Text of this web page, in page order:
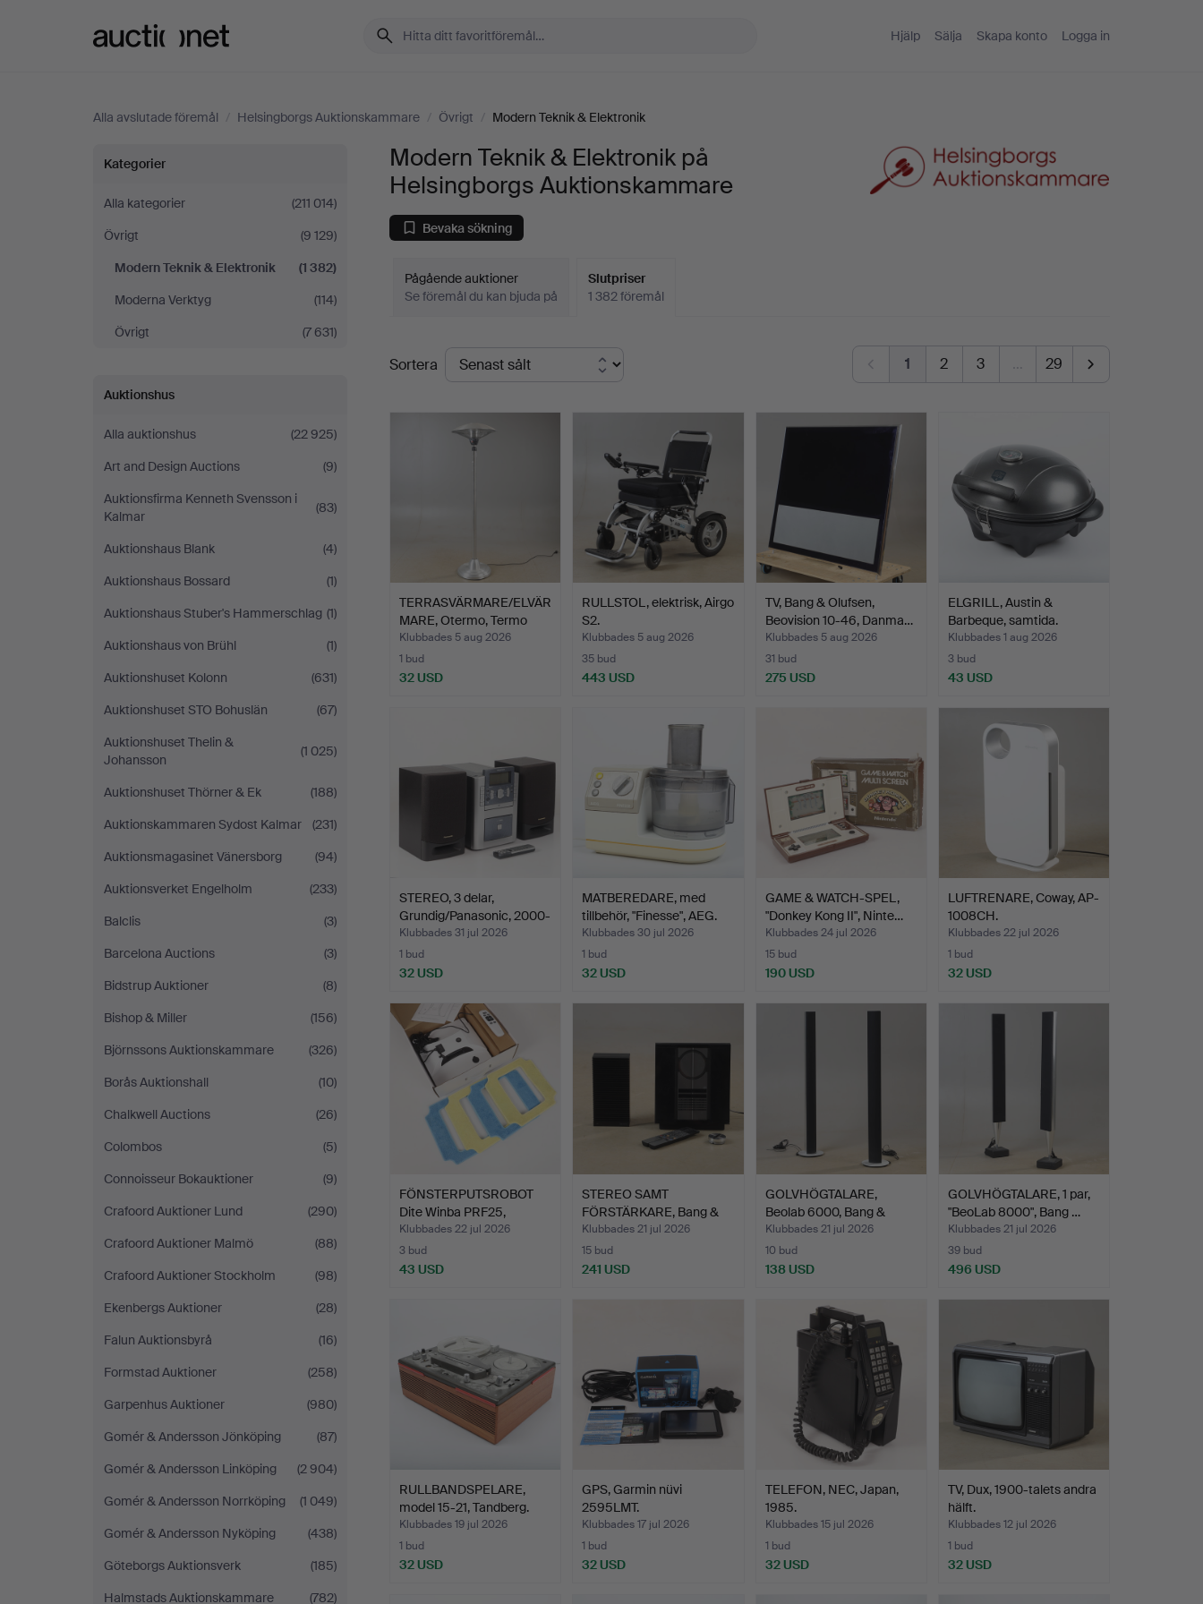
Hjälp Sälja Skapa konto Logga in
Alla avslutade föremål / Helsingborgs Auktionskammare / Övrigt / Modern Teknik & Elektronik
Modern
Teknik
&
Elektronik
på
Helsingborgs
Auktionskammare
Kategorier
Alla kategorier
(211 014)
Övrigt
(9 129)
Modern Teknik & Elektronik
(1 382)
Moderna Verktyg
(114)
Övrigt
(7 631)
Auktionshus
Alla auktionshus
(22 925)
Art and Design Auctions
(9)
Auktionsfirma Kenneth Svensson i
Kalmar
(83)
Auktionshaus Blank
(4)
Auktionshaus Bossard
(1)
Auktionshaus Stuber's Hammerschlag (1)
Auktionshaus von Brühl
(1)
Auktionshuset Kolonn
(631)
Auktionshuset STO Bohuslän
(67)
Auktionshuset Thelin &
Johansson
(1 025)
Auktionshuset Thörner & Ek
(188)
Auktionskammaren Sydost Kalmar
(231)
Auktionsmagasinet Vänersborg
(94)
Auktionsverket Engelholm
(233)
Balclis
(3)
Barcelona Auctions
(3)
Bidstrup Auktioner
(8)
Bishop & Miller
(156)
Björnssons Auktionskammare
(326)
Borås Auktionshall
(10)
Chalkwell Auctions
(26)
Colombos
(5)
Connoisseur Bokauktioner
(9)
Crafoord Auktioner Lund
(290)
Crafoord Auktioner Malmö
(88)
Crafoord Auktioner Stockholm
(98)
Ekenbergs Auktioner
(28)
Falun Auktionsbyrå
(16)
Formstad Auktioner
(258)
Garpenhus Auktioner
(980)
Gomér & Andersson Jönköping
(87)
Gomér & Andersson Linköping
(2 904)
Gomér & Andersson Norrköping
(1 049)
Gomér & Andersson Nyköping
(438)
Göteborgs Auktionsverk
(185)
Halmstads Auktionskammare
(782)
Modern Teknik & Elektronik på
Helsingborgs Auktionskammare
Bevaka sökning
Pågående auktioner
Se föremål du kan bjuda på
Slutpriser
1 382 föremål
Slutpriser
Sortera 1 2 3 … 29
TERRASVÄRMARE/ELVÄR
MARE, Otermo, Termo
Ven…
Klubbades 5 aug 2026
1 bud
32 USD
RULLSTOL, elektrisk, Airgo
S2.
Klubbades 5 aug 2026
35 bud
443 USD
TV, Bang & Olufsen,
Beovision 10-46, Danma…
Klubbades 5 aug 2026
31 bud
275 USD
ELGRILL, Austin &
Barbeque, samtida.
Klubbades 1 aug 2026
3 bud
43 USD
STEREO, 3 delar,
Grundig/Panasonic, 2000-
t…
Klubbades 31 jul 2026
1 bud
32 USD
MATBEREDARE, med
tillbehör, "Finesse", AEG.
Klubbades 30 jul 2026
1 bud
32 USD
GAME & WATCH-SPEL,
"Donkey Kong II", Ninte…
Klubbades 24 jul 2026
15 bud
190 USD
LUFTRENARE, Coway, AP-
1008CH.
Klubbades 22 jul 2026
1 bud
32 USD
FÖNSTERPUTSROBOT
Dite Winba PRF25,
samtida.
Klubbades 22 jul 2026
3 bud
43 USD
STEREO SAMT
FÖRSTÄRKARE, Bang &
Olufsen.
Klubbades 21 jul 2026
15 bud
241 USD
GOLVHÖGTALARE,
Beolab 6000, Bang &
Olufsen.
Klubbades 21 jul 2026
10 bud
138 USD
GOLVHÖGTALARE, 1 par,
"BeoLab 8000", Bang …
Klubbades 21 jul 2026
39 bud
496 USD
RULLBANDSPELARE,
model 15-21, Tandberg.
Klubbades 19 jul 2026
1 bud
32 USD
GPS, Garmin nüvi
2595LMT.
Klubbades 17 jul 2026
1 bud
32 USD
TELEFON, NEC, Japan,
1985.
Klubbades 15 jul 2026
1 bud
32 USD
TV, Dux, 1900-talets andra
hälft.
Klubbades 12 jul 2026
1 bud
32 USD